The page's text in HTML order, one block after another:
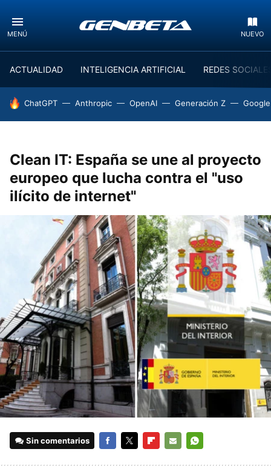
MENÚ NUEVO
ACTUALIDAD INTELIGENCIA ARTIFICIAL REDES
HOY SE HABLA DE
ChatGPT Anthropic OpenAI Generación Z
Clean IT: España se une al proyecto
europeo que lucha contra el "uso
ilícito de internet"
Sin comentarios